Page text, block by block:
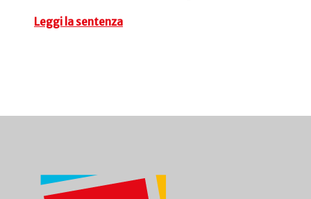
Leggi la sentenza